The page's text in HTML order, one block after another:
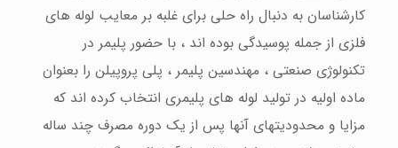
کارشناسان به دنبال راه حلی برای غلبه بر معایب لوله های
فلزی از جمله پوسیدگی بوده اند ، با حضور پلیمر در
تکنولوژی صنعتی ، مهندسین پلیمر ، پلی پروپیلن را بعنوان
ماده اولیه در تولید لوله های پلیمری انتخاب کرده اند که
مزایا و محدودیتهای آنها پس از یک دوره مصرف چند ساله